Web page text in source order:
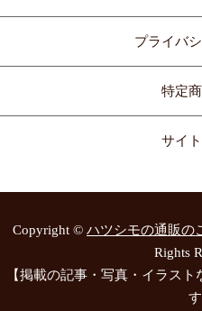
プライバ
特定
サイ
Copyright © ハツシモの通販
Rights
【掲載の記事・写真・イラス
す